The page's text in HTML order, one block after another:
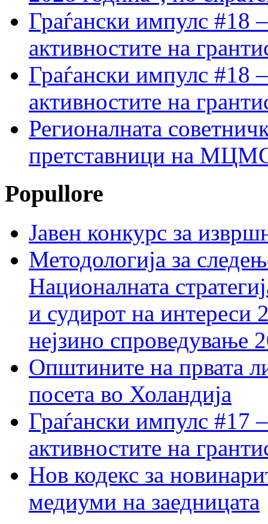
Граѓански импулс #18
активностите на
Граѓански импулс #18
активностите на
Регионалната
претставници на МЦМС
Popullore
Јавен конкурс за
Методологија за
Националната
и судирот на интереси
нејзино спроведување
Општините на првата
посета во Холандија
Граѓански импулс #17
активностите на
Нов кодекс за
медиуми на заедницата